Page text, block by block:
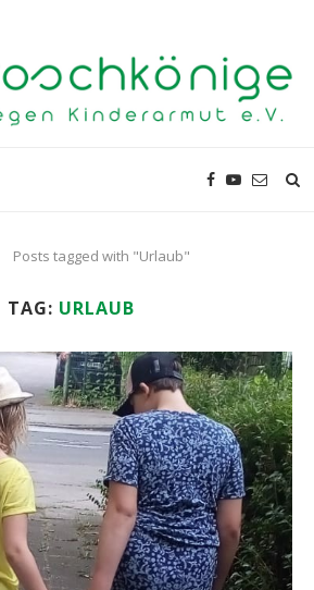
Posts tagged with "Urlaub"
TAG: URLAUB